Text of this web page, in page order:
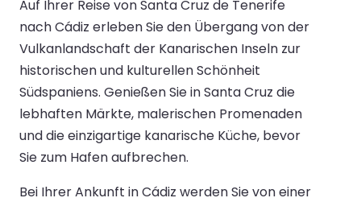
Auf Ihrer Reise von Santa Cruz de Tenerife
nach Cádiz erleben Sie den Übergang von der
Vulkanlandschaft der Kanarischen Inseln zur
historischen und kulturellen Schönheit
Südspaniens. Genießen Sie in Santa Cruz die
lebhaften Märkte, malerischen Promenaden
und die einzigartige kanarische Küche, bevor
Sie zum Hafen aufbrechen.
Bei Ihrer Ankunft in Cádiz werden Sie von einer